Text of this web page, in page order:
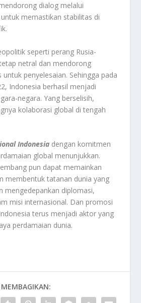
dialog melalui
memastikan stabilitas di
seperti perang Rusia-
netral dan mendorong
penyelesaian. Sehingga pada
Indonesia berhasil menjadi
negara. Yang berselisih,
kolaborasi global di tengah
Indonesia dengan komitmen
global menunjukkan.
pun dapat memainkan
membentuk tatanan dunia yang
mengedepankan diplomasi,
misi internasional. Dan promosi
terus menjadi aktor yang
perdamaian dunia.
MEMBAGIKAN: